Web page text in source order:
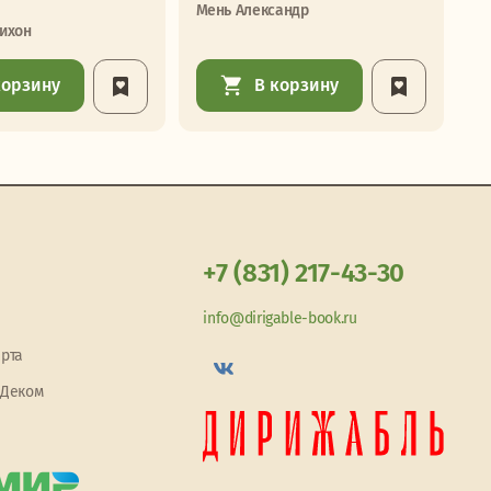
Мень Александр
В корзину
+7 (831) 217-43-30
info@dirigable-book.ru